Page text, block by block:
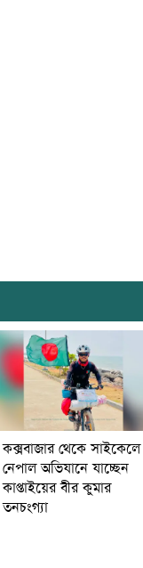
কক্সবাজার থেকে সাইকেলে
নেপাল অভিযানে যাচ্ছেন
কাপ্তাইয়ের বীর কুমার
তনচংগ্যা